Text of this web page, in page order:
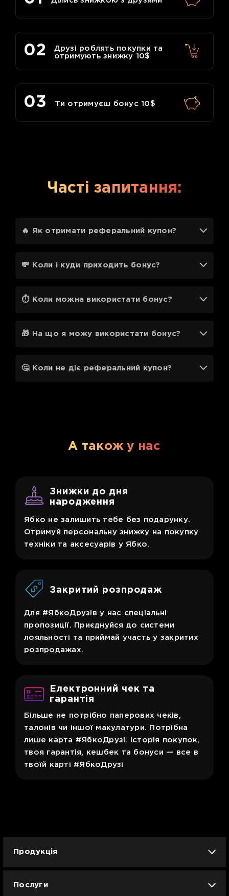
02
Друзі роблять покупки та
отримують знижку 10$
03 Ти отримуєш бонус 10$
Часті запитання:
🔥 Як отримати реферальний купон?
💸 Коли і куди приходить бонус?
⏱ Коли можна використати бонус?
🎁 На що я можу використати бонус?
🤔 Коли не діє реферальний купон?
А також у нас
Знижки до дня
народження
Ябко не залишить тебе без подарунку.
Отримуй персональну знижку на покупку
техніки та аксесуарів у Ябко.
Закритий розпродаж
Для #ЯбкоДрузів у нас спеціальні
пропозиції. Приєднуйся до системи
лояльності та приймай участь у закритих
розпродажах.
Електронний чек та
гарантія
Більше не потрібно паперових чеків,
талонів чи іншої макулатури. Потрібна
лише карта #ЯбкоДрузі. Історія покупок,
твоя гарантія, кешбек та бонуси — все в
твоїй карті #ЯбкоДрузі
Продукція
Послуги